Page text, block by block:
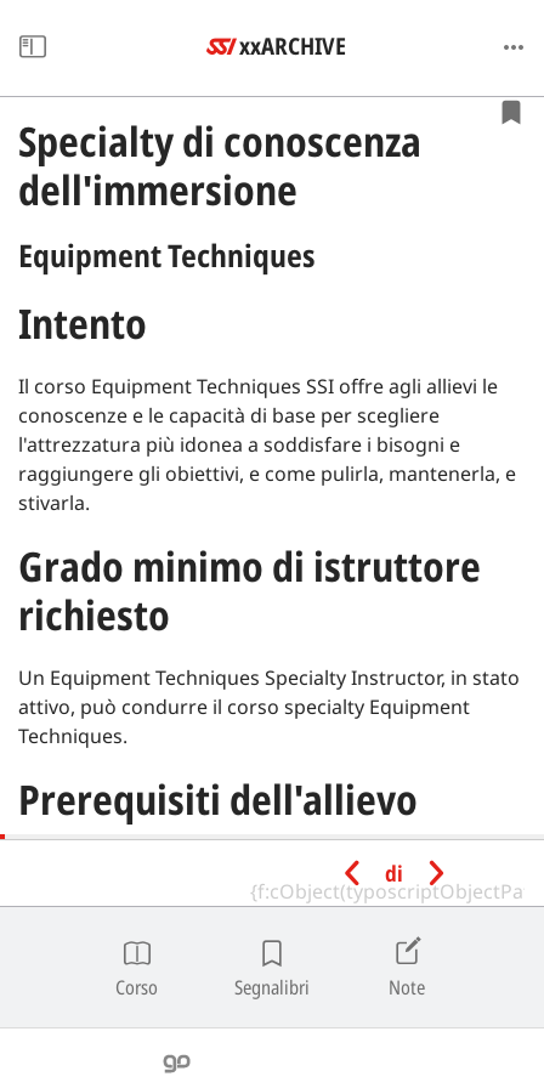
xxARCHIVE
Specialty di conoscenza
dell'immersione
Equipment Techniques
Intento
Il corso Equipment Techniques SSI offre agli allievi le
conoscenze e le capacità di base per scegliere
l'attrezzatura più idonea a soddisfare i bisogni e
raggiungere gli obiettivi, e come pulirla, mantenerla, e
stivarla.
Grado minimo di istruttore
richiesto
Un Equipment Techniques Specialty Instructor, in stato
attivo, può condurre il corso specialty Equipment
Techniques.
Prerequisiti dell'allievo
equivalenti, rilasciate da un'agenzia didattica
riconosciuta:
Referral Diver
di
Corso Segnalibri Note